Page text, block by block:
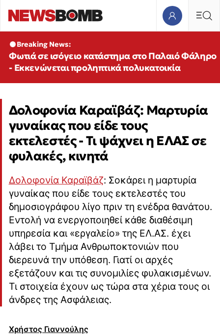
Breaking News:
Φωτιά σε ισόγειο κατάστημα στο Παλαιό Φάληρο
- Εκκενώνεται προληπτικά πολυκατοικία
Δολοφονία Καραϊβάζ: Μαρτυρία
γυναίκας που είδε τους
εκτελεστές - Τι ψάχνει η ΕΛΑΣ σε
φυλακές, κινητά
Δολοφονία Καραϊβάζ: Σοκάρει η μαρτυρία
γυναίκας που είδε τους εκτελεστές του
δημοσιογράφου λίγο πριν τη ενέδρα θανάτου.
Εντολή να ενεργοποιηθεί κάθε διαθέσιμη
υπηρεσία και «εργαλείο» της ΕΛ.ΑΣ. έχει
λάβει το Τμήμα Ανθρωποκτονιών που
διερευνά την υπόθεση. Γιατί οι αρχές
εξετάζουν και τις συνομιλίες φυλακισμένων.
Τι στοιχεία έχουν ως τώρα στα χέρια τους οι
άνδρες της Ασφάλειας.
Χρήστος Γιαννούλης